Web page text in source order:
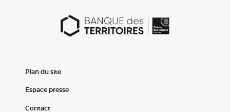
Plan du site
Espace presse
Contact